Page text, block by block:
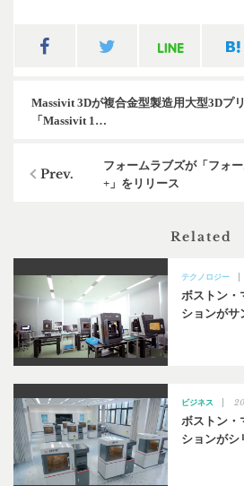
Massivit 3Dが複合金型製造用大型3Dプ
「Massivit 1…
フォームラブズが「フォ
+」をリリース
Related
テクノロジー
ボストン・
ションがサ
ビジネス
ボストン・
ションがシ